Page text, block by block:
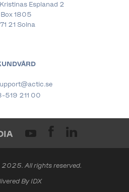
Esplanad 2
Box 1805
21 Solna
519 211 00
All rights reserved.
By IDX